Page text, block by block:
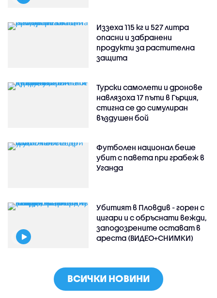
Иззеха 115 кг и 527 литра
опасни и забранени
продукти за растителна
защита
Турски самолети и дронове
навлязоха 17 пъти в Гърция,
стигна се до симулиран
въздушен бой
Футболен национал беше
убит с павета при грабеж в
Уганда
Убитият в Пловдив - горен с
цигари и с обръснати вежди,
заподозрените остават в
ареста (ВИДЕО+СНИМКИ)
ВСИЧКИ НОВИНИ